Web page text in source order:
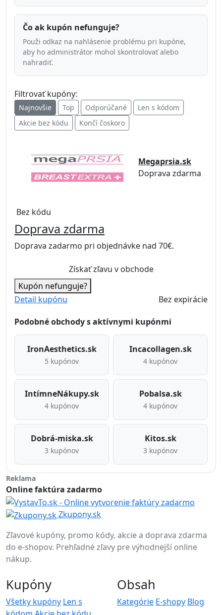
Čo ak kupón nefunguje?
Použi odkaz na nahlásenie problému pri kupóne,
aby ho administrátor mohol skontrolovať alebo
nahradiť.
Filtrovať kupóny:
Najnovšie Top Odporúčané
Len s kódom
Akcie bez kódu
Končí čoskoro
Megaprsia.sk
Doprava zdarma
Bez kódu
Doprava zdarma
Doprava zadarmo pri objednávke nad 70€.
Získať zľavu v obchode
Kupón nefunguje?
Detail kupónu
Bez expirácie
Podobné obchody s aktívnymi kupónmi
IronAesthetics.sk
5 kupónov
Incacollagen.sk
4 kupónov
IntímneNákupy.sk
4 kupónov
Pobalsa.sk
4 kupónov
Dobrá-miska.sk
3 kupónov
Kitos.sk
3 kupónov
Reklama
Online faktúra zadarmo
Zkupony.sk
Zľavové kupóny, promo kódy, akcie a doprava zdarma
do e-shopov. Prehľadné zľavy pre výhodnejší online
nákup.
Kupóny
Všetky kupóny Len s
Obsah
Kategórie E-shopy Blog